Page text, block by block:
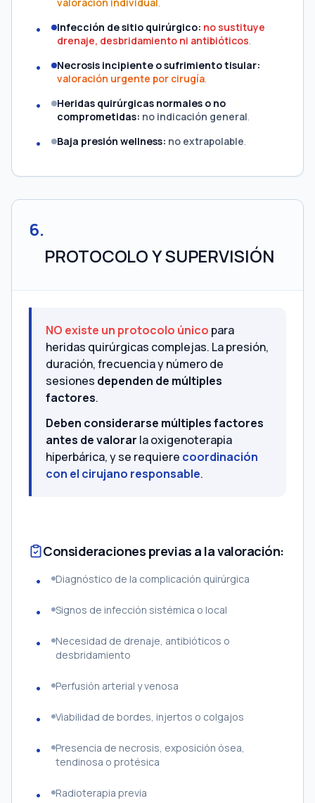
Infección de sitio quirúrgico: no sustituye
drenaje, desbridamiento ni antibióticos.
Necrosis incipiente o sufrimiento tisular:
valoración urgente por cirugía.
Heridas quirúrgicas normales o no
comprometidas: no indicación general.
Baja presión wellness: no extrapolable.
6.
PROTOCOLO Y SUPERVISIÓN
NO existe un protocolo único para
heridas quirúrgicas complejas. La presión,
duración, frecuencia y número de
sesiones dependen de múltiples
factores.
Deben considerarse múltiples factores
antes de valorar la oxigenoterapia
hiperbárica, y se requiere coordinación
con el cirujano responsable.
Consideraciones previas a la valoración:
Diagnóstico de la complicación quirúrgica
Signos de infección sistémica o local
Necesidad de drenaje, antibióticos o
desbridamiento
Perfusión arterial y venosa
Viabilidad de bordes, injertos o colgajos
Presencia de necrosis, exposición ósea,
tendinosa o protésica
Radioterapia previa